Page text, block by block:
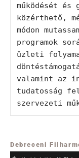
működését
közérthető,
módon
programok
üzleti
valamint az
tudatosság
szervezeti
Debreceni